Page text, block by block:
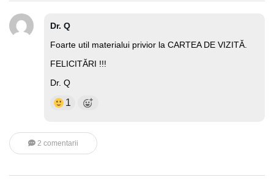
Dr. Q
Foarte util materialui privior la CARTEA DE VIZITĂ.
FELICITĂRI !!!
Dr. Q
1
2 comentarii